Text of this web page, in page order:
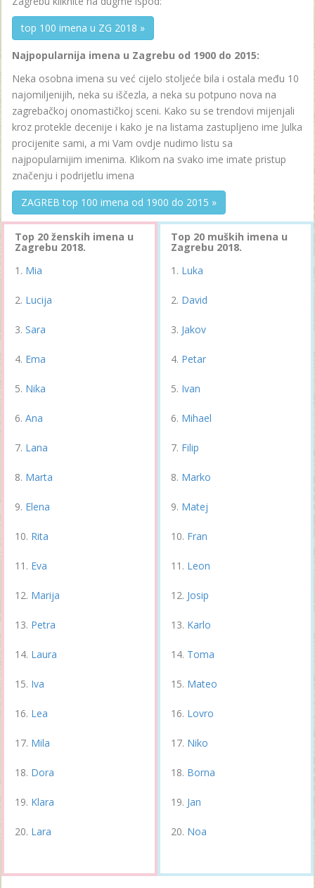
top 100 imena u ZG 2018 »
Najpopularnija imena u Zagrebu od 1900 do 2015:
Neka osobna imena su već cijelo stoljeće bila i ostala među 10
najomiljenijih, neka su iščezla, a neka su potpuno nova na
zagrebačkoj onomastičkoj sceni. Kako su se trendovi mijenjali
kroz protekle decenije i kako je na listama zastupljeno ime Julka
procijenite sami, a mi Vam ovdje nudimo listu sa
najpopularnijim imenima. Klikom na svako ime imate pristup
značenju i podrijetlu imena
ZAGREB top 100 imena od 1900 do 2015 »
Top 20 ženskih imena u
Zagrebu 2018.
Mia
Lucija
Sara
Ema
Nika
Ana
Lana
Marta
Elena
Rita
Eva
Marija
Petra
Laura
Iva
Lea
Mila
Dora
Klara
Lara
Top 20 muških imena u
Zagrebu 2018.
Luka
David
Jakov
Petar
Ivan
Mihael
Filip
Marko
Matej
Fran
Leon
Josip
Karlo
Toma
Mateo
Lovro
Niko
Borna
Jan
Noa